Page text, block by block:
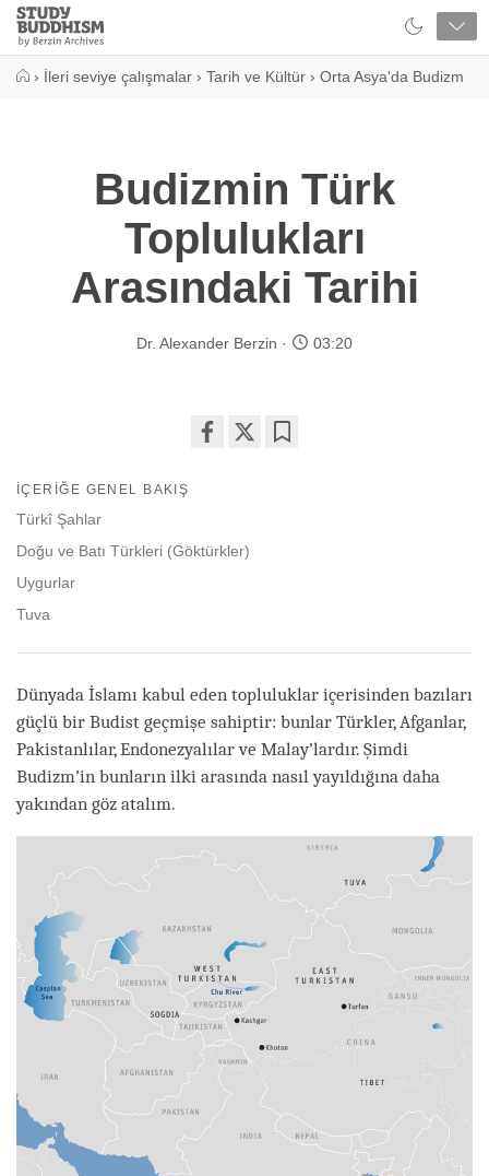
Close
Study
Buddhism
› İleri seviye çalışmalar › Tarih ve Kültür › Orta Asya'da Budizm
Budizmin Türk
Toplulukları
Arasındaki Tarihi
Dr. Alexander Berzin 03:20
İÇERIĞE GENEL BAKIŞ
Türkî Şahlar
Doğu ve Batı Türkleri (Göktürkler)
Uygurlar
Tuva
Dünyada İslamı kabul eden topluluklar içerisinden bazıları
güçlü bir Budist geçmişe sahiptir: bunlar Türkler, Afganlar,
Pakistanlılar, Endonezyalılar ve Malay’lardır. Şimdi
Budizm’in bunların ilki arasında nasıl yayıldığına daha
yakından göz atalım.